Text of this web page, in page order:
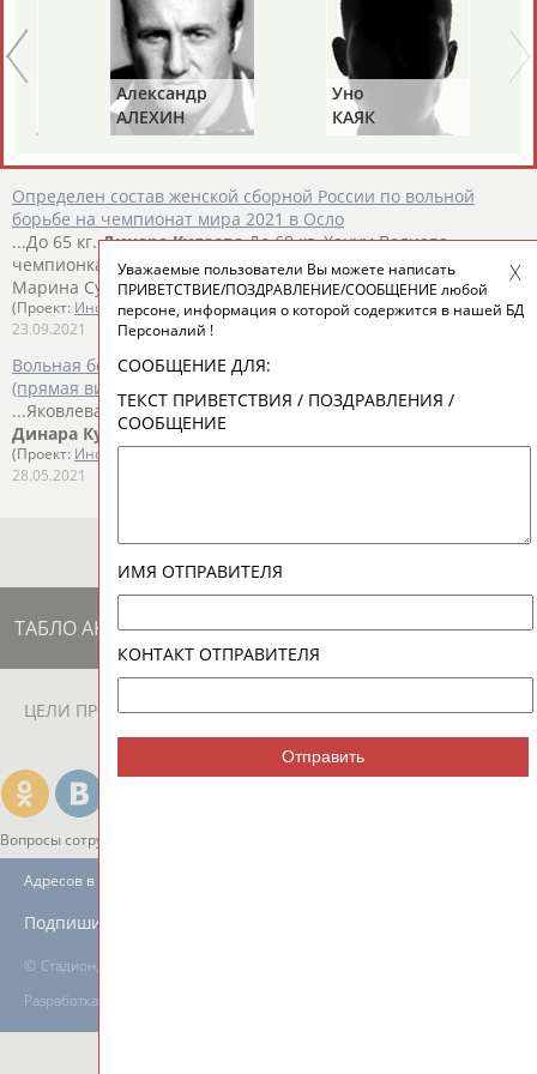
Чемпионат мира по спортивной борьбе стартует сегодня в
Осло
...Светлана Липатова (до 59 кг), Алина Касабиева (до 62 кг),
Кудаева(до 65 кг), чемпионка Европы Ханум
Велиева (до...
(Проект: Информационное агентство СТАДИОН
Определен состав женской сборной России по вольной
борьбе на чемпионат мира 2021 в Осло
...До 65 кг.Динара КудаеваДо 68 кг. Ханум Велиева -
чемпионка Европы До 72 кг. Ксения Буракова До 76 кг.
Марина Суровцева ...
(Проект: Информационное агентство СТАДИОН )
23.09.2021
Вольная борьба. Гран-При Ивана Ярыгина 2021. 28 мая
(прямая видеотрансляция)
...Яковлева – Шоовдор Баатаржав (Монголия) До 65 кг.
Динара Кудаева– Болортунгалаг Зоригт (Монголия) ...
(Проект: Информационное агентство СТАДИОН
28.05.2021
ТАБЛО АКТИВНОСТИ
ЦЕЛИ ПРОЕКТА КОНТАКТЫ НАШИ КНОПКИ РЕКЛАМА
Вопросы сотрудничества и совместной деятельности
© Стадион, 1998-2026
Разработка и поддержка ООО НАИТ «Стадион»
Адресов в новостной рассылке: 997
Подпишись
Александр
АЛЕХИН
Уно
КАЯК
Уважаемые пользователи Вы можете написать
ПРИВЕТСТВИЕ/ПОЗДРАВЛЕНИЕ/СООБЩЕНИЕ любой
персоне, информация о которой содержится в нашей БД
Персоналий !
СООБЩЕНИЕ ДЛЯ:
ТЕКСТ ПРИВЕТСТВИЯ / ПОЗДРАВЛЕНИЯ /
СООБЩЕНИЕ
ИМЯ ОТПРАВИТЕЛЯ
КОНТАКТ ОТПРАВИТЕЛЯ
Отправить